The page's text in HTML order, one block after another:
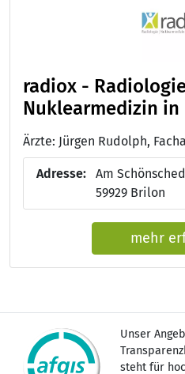
radiox -
Nuklearmedizin
Adresse:
Am
59929 Brilon
mehr
Unser
steht für